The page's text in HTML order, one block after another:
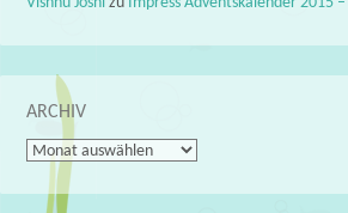
ARCHIV
Archiv